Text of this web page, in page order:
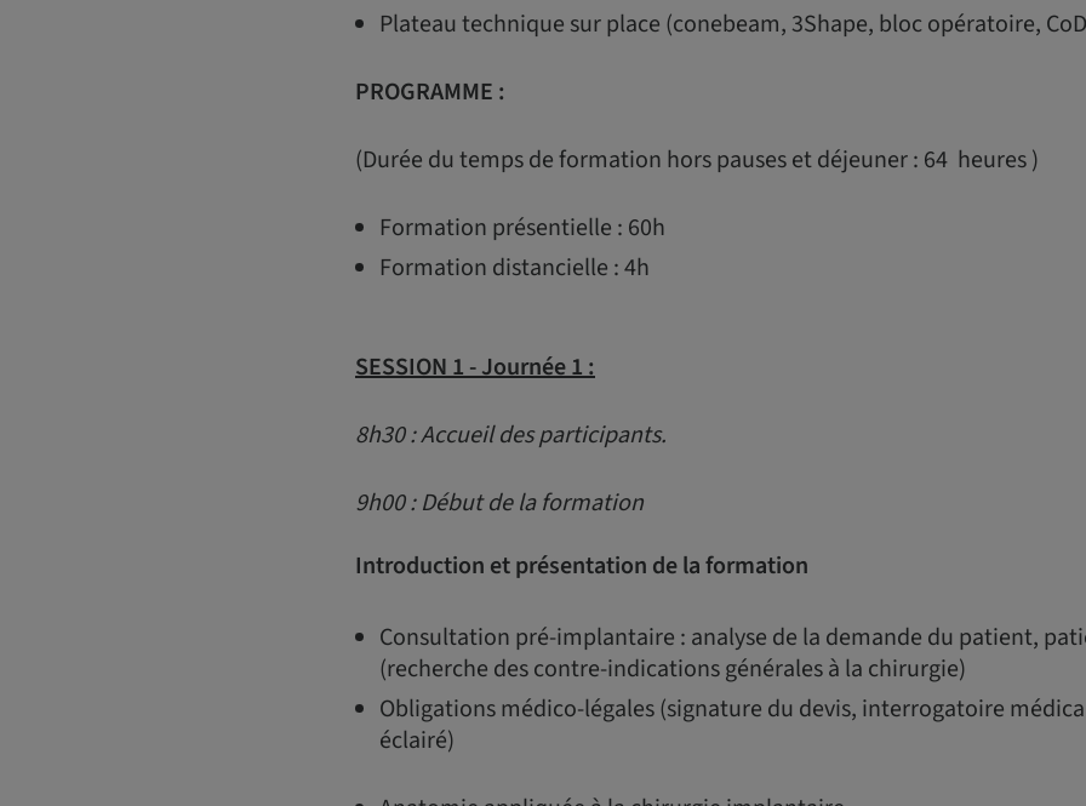
Plateau technique sur place (conebeam, 3Shape, bloc opératoire,
PROGRAMME :
(Durée du temps de formation hors pauses et déjeuner : 64 heures )
Formation présentielle : 60h
Formation distancielle : 4h
SESSION 1 -Journée 1 :
8h30 : Accueil des participants.
9h00 : Début de la formation
Introduction et présentation de la formation
Consultation pré-implantaire : analyse de la demande du patient,
(recherche des contre-indications générales à la chirurgie)
Obligations médico-légales (signature du devis, interrogatoire
éclairé)